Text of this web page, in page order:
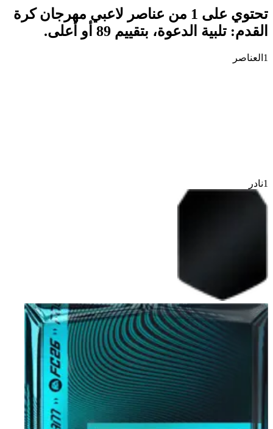
تحتوي على 1 من عناصر لاعبي مهرجان كرة
القدم: تلبية الدعوة، بتقييم 89 أو أعلى.
1 العناصر
1نادر